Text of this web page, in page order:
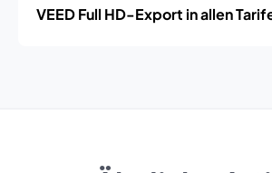
VEED Full HD-Export in allen